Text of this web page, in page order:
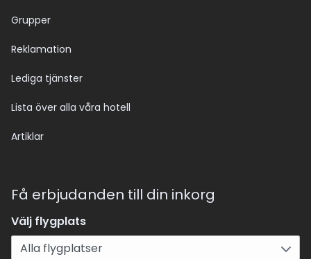
Grupper
Reklamation
Lediga tjänster
Lista över alla våra hotell
Artiklar
Få erbjudanden till din inkorg
Välj flygplats